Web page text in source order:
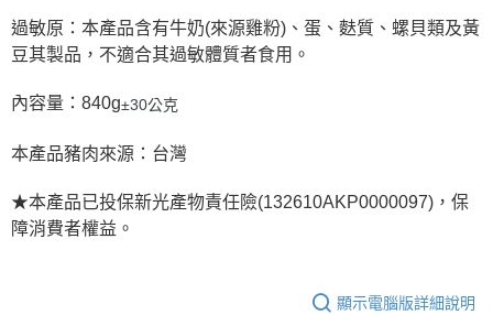
過敏原：本產品含有牛奶(來源雞粉)、蛋、麩質、螺貝類及黃
豆其製品，不適合其過敏體質者食用。
內容量：840g±30公克
本產品豬肉來源：台灣
★本產品已投保新光產物責任險(132610AKP0000097)，保
障消費者權益。
顯示電腦版詳細說明